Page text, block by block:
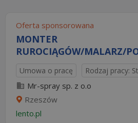
Oferta sponsorowana
MONTER
RUROCIĄGÓW/MALARZ/
Umowa o pracę Rodzaj pracy:
Mr-spray sp. z o.o
Rzeszów
lento.pl